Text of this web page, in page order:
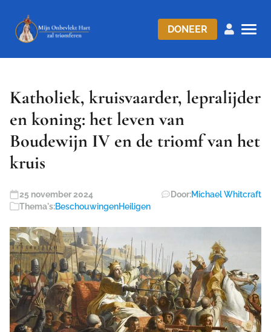
DONEER
Katholiek, kruisvaarder, lepralijder
en koning: het leven van
Boudewijn IV en de triomf van het
kruis
25 november 2024 Door:Michael Whitcraft
Thema's:BeschouwingenHeiligen